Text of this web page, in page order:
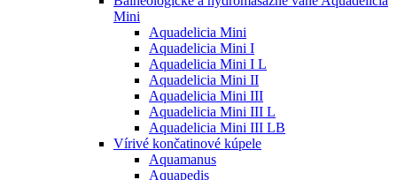
Mini
Aquadelicia Mini
Aquadelicia Mini I
Aquadelicia Mini I L
Aquadelicia Mini II
Aquadelicia Mini III
Aquadelicia Mini III L
Aquadelicia Mini III LB
Vírivé končatinové kúpele
Aquamanus
Aquapedis